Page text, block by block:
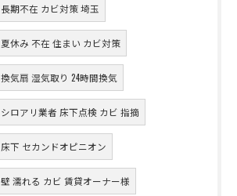
長期不在 カビ対策 埼玉
夏休み 不在 住まい カビ対策
換気扇 湿気取り 24時間換気
シロアリ業者 床下点検 カビ 指摘
床下 セカンドオピニオン
壁 濡れる カビ 賃貸オーナー様